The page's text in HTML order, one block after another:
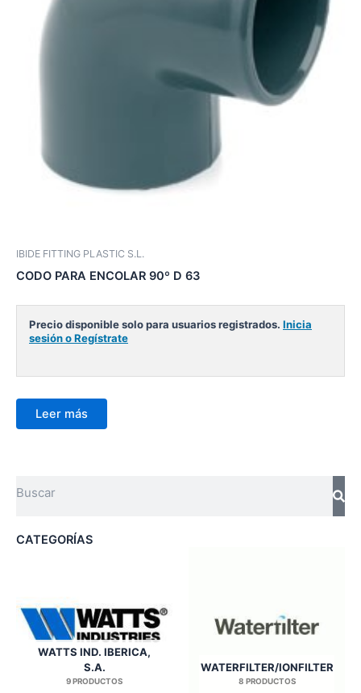
IBIDE FITTING PLASTIC S.L.
CODO PARA ENCOLAR 90º D 63
Precio disponible solo para usuarios registrados. Inicia
sesión o Regístrate
Leer más
CATEGORÍAS
WATTS IND. IBERICA,
S.A.
9 PRODUCTOS
WATERFILTER/IONFILTER
8 PRODUCTOS